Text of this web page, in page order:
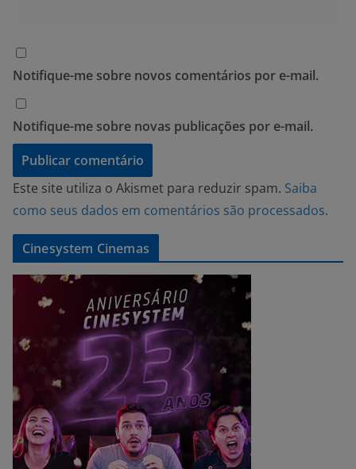
Notifique-me sobre novos comentários por e-mail.
Notifique-me sobre novas publicações por e-mail.
Este site utiliza o Akismet para reduzir spam. Saiba
como seus dados em comentários são processados.
Cinesystem Cinemas